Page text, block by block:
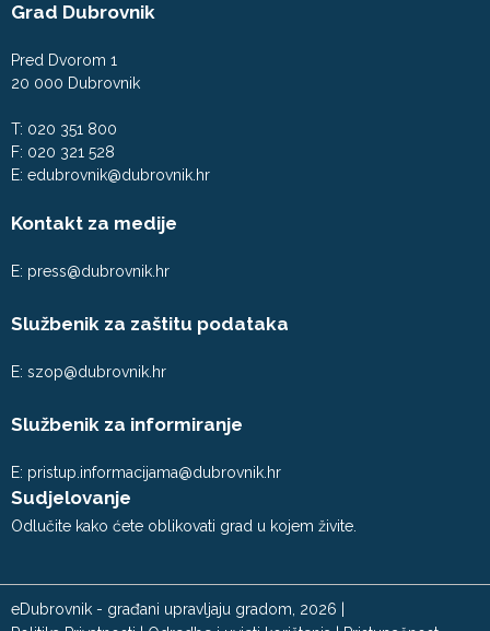
Grad Dubrovnik
Pred Dvorom 1
20 000 Dubrovnik
T: 020 351 800
F: 020 321 528
E: edubrovnik@dubrovnik.hr
Kontakt za medije
E: press@dubrovnik.hr
Službenik za zaštitu podataka
E: szop@dubrovnik.hr
Službenik za informiranje
E: pristup.informacijama@dubrovnik.hr
Sudjelovanje
Odlučite kako ćete oblikovati grad u kojem živite.
eDubrovnik - građani upravljaju gradom, 2026 |